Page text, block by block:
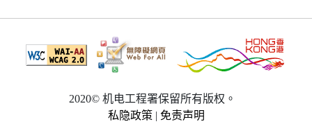
2020© 机电工程署保留所有版权。
私隐政策 | 免责声明